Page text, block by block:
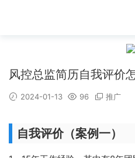
风控总监简历自我评价
2024-01-13 96 推广
自我评价（案例一）